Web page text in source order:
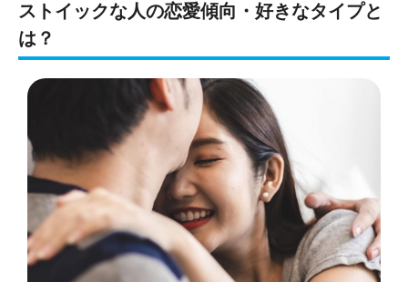
ストイックな人の恋愛傾向・好きなタイプと
は？